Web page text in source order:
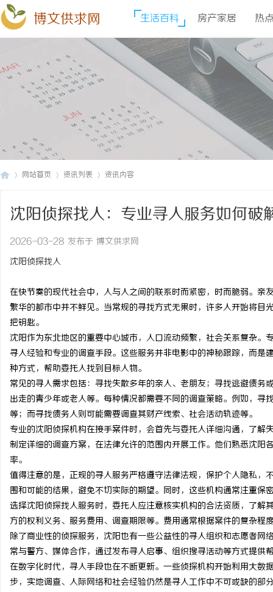
博文供求网 生活百科 房产家居 热
网站首页 资讯列表 资讯内容
沈阳侦探找人：专业寻人服务如何破
2026-03-28 发布于 博文供求网
沈阳侦探找人
在快节奏的现代社会中，人与人之间的联系时而紧密，时而脆弱。
繁华的都市中并不鲜见。当常规的寻找方式无果时，许多人开始将
把钥匙。
沈阳作为东北地区的重要中心城市，人口流动频繁，社会关系复杂
寻人经验和专业的调查手段。这些服务并非电影中的神秘跟踪，而
种方式，帮助委托人找到目标人物。
常见的寻人需求包括：寻找失散多年的亲人、老朋友；寻找逃避债
出走的青少年或老人等。每种情况都需要不同的调查策略。例如，
等；而寻找债务人则可能需要调查其财产线索、社会活动轨迹等。
专业的沈阳侦探机构在接手案件时，会首先与委托人详细沟通，了
制定详细的调查方案，在法律允许的范围内开展工作。他们熟悉沈
率。
值得注意的是，正规的寻人服务严格遵守法律法规，保护个人隐私
围和可能的结果，避免不切实际的期望。同时，这些机构通常注重保
选择沈阳侦探找人服务时，委托人应注意核实机构的合法资质，了
方的权利义务、服务费用、调查期限等。费用通常根据案件的复杂程
除了商业性的侦探服务，沈阳也有一些公益性的寻人组织和志愿者
常与警方、媒体合作，通过发布寻人启事、组织搜寻活动等方式提供
在数字化时代，寻人手段也在不断更新。一些侦探机构开始利用大
步，实地调查、人际网络和社会经验仍然是寻人工作中不可或缺的部
贝净 AC 国际医疗实验
全解析